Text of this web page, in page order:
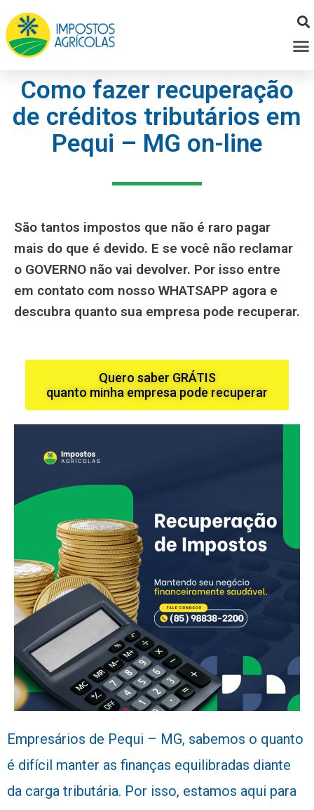
para
Como fazer recuperação
de créditos tributários em
Pequi – MG on-line
São tantos impostos que não é raro pagar
mais do que é devido. E se você não reclamar
o GOVERNO não vai devolver. Por isso entre
em contato com nosso WHATSAPP agora e
descubra quanto sua empresa pode recuperar.
Quero saber GRÁTIS
quanto minha empresa pode recuperar
Empresários de Pequi – MG, sabemos o quanto
é difícil manter as finanças equilibradas diante
da carga tributária. Por isso, estamos aqui para